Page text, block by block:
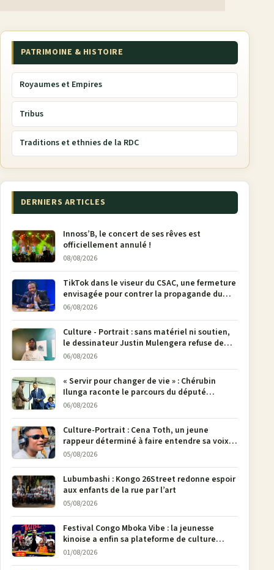
PATRIMOINE & HISTOIRE
Royaumes et Empires
Tribus
Traditions et ethnies de la RDC
DERNIERS ARTICLES
Innoss’B, le concert de ses rêves est
officiellement annulé !
08/08/2026
TikTok dans le viseur du CSAC, une fermeture
envisagée pour contrer la propagande du
M23
06/08/2026
Culture - Portrait : sans matériel ni soutien,
le dessinateur Justin Mulengera refuse de
poser son crayon
06/08/2026
« Servir pour changer de vie » : Chérubin
Ilunga raconte le parcours du député
national Jethro Muyombi Tshimbu en 137
06/08/2026
Culture-Portrait : Cena Toth, un jeune
rappeur déterminé à faire entendre sa voix à
Bunia
05/08/2026
Lubumbashi : Kongo 26Street redonne espoir
aux enfants de la rue par l’art
05/08/2026
Festival Congo Mboka Vibe : la jeunesse
kinoise a enfin sa plateforme de culture
urbaine
01/08/2026